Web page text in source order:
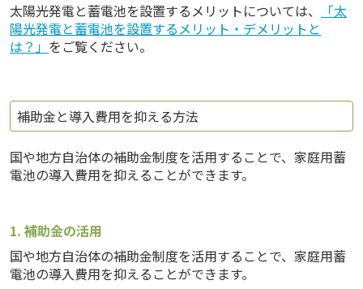
太陽光発電と蓄電池を設置するメリットについては、
「太
陽光発電と蓄電池を設置するメリット・デメリットと
は？」 をご覧ください。
補助金と導入費用を抑える方法
国や地方自治体の補助金制度を活用することで、家庭用蓄
電池の導入費用を抑えることができます。
1. 補助金の活用
国や地方自治体の補助金制度を活用することで、家庭用蓄
電池の導入費用を抑えることができます。